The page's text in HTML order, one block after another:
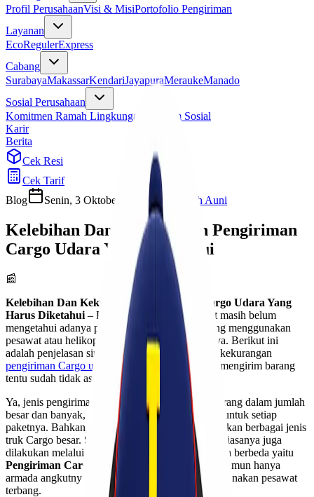
Profil PerusahaanVisi & MisiPortofolio Pengiriman
Layanan
EcoRegulerExpress
Cabang
SurabayaMakassarKendariJayapuraMeraukeManado
Sosial Perusahaan
Komitmen Ramah Lingkungan
Program Sosial
Karir
Berita
Cek Resi
Cek Tarif
Blog
Senin, 3 Oktober 2022 Habibah Auni
Kelebihan Dan Kekurangan Pengiriman
Cargo Udara Yang Diketahui
📰
Kelebihan Dan Kekurangan Pengiriman Cargo Udara Yang
Harus Diketahui – Pada umumnya masyarakat masih belum
mengetahui adanya pengiriman Cargo udara yang menggunakan
pesawat atau helikopter sebagai armada utamanya. Berikut ini
adalah penjelasan singkat tentang kelebihan dan kekurangan
pengiriman Cargo udara
. Bagi anda yang sering mengirim barang
tentu sudah tidak asing lagi dengan istilah Cargo.
Ya, jenis pengiriman ini khusus untuk memuat barang dalam jumlah
besar dan banyak, bahkan lebih dari 10 kilogram untuk setiap
paketnya. Bahkan, pengirimannya bisa menggunakan berbagai jenis
truk Cargo besar. Selain darat, pengiriman cargo biasanya juga
dilakukan melalui udara. Fungsinya juga tidak jauh berbeda yaitu
Pengiriman Cargo Udara
dalam jumlah besar, namun hanya
armada angkutnya saja yang berbeda yaitu menggunakan pesawat
terbang.